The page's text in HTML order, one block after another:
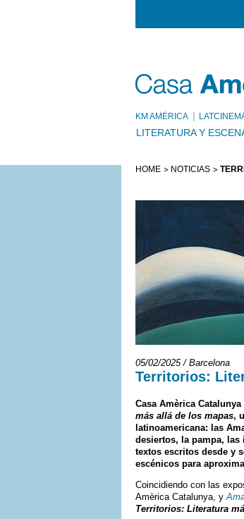
KM AMÈRICA
LITERATURA Y
HOME NOTICIAS
05/02/2025 / Barcelona
Territorios:
Casa Amèrica
más allá de los mapas,
latinoamericana: las
desiertos, la pampa,
textos escritos desde y
escénicos para
Coincidiendo con las
Amèrica Catalunya, y
Territorios: Literatura